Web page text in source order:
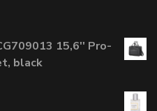
15,6'' Pro-
black